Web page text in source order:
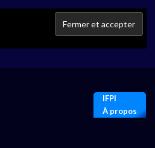
IFPI
À propos